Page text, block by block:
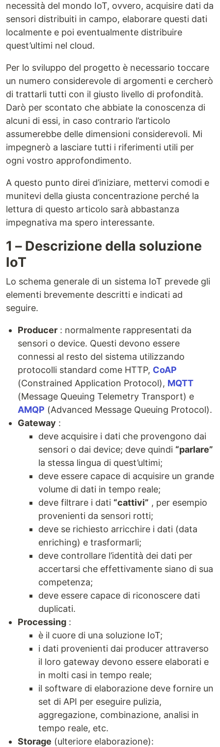
necessità del mondo IoT, ovvero, acquisire dati da
sensori distribuiti in campo, elaborare questi dati
localmente e poi eventualmente distribuire
quest’ultimi nel cloud.
Per lo sviluppo del progetto è necessario toccare
un numero considerevole di argomenti e cercherò
di trattarli tutti con il giusto livello di profondità.
Darò per scontato che abbiate la conoscenza di
alcuni di essi, in caso contrario l’articolo
assumerebbe delle dimensioni considerevoli. Mi
impegnerò a lasciare tutti i riferimenti utili per
ogni vostro approfondimento.
A questo punto direi d’iniziare, mettervi comodi e
munitevi della giusta concentrazione perché la
lettura di questo articolo sarà abbastanza
impegnativa ma spero interessante.
1 – Descrizione della soluzione
IoT
Lo schema generale di un sistema IoT prevede gli
elementi brevemente descritti e indicati ad
seguire.
Producer : normalmente rappresentati da
sensori o device. Questi devono essere
connessi al resto del sistema utilizzando
protocolli standard come HTTP, CoAP
(Constrained Application Protocol), MQTT
(Message Queuing Telemetry Transport) e
AMQP (Advanced Message Queuing Protocol).
Gateway :
deve acquisire i dati che provengono dai
sensori o dai device; deve quindi “parlare”
la stessa lingua di quest’ultimi;
deve essere capace di acquisire un grande
volume di dati in tempo reale;
deve filtrare i dati “cattivi” , per esempio
provenienti da sensori rotti;
deve se richiesto arricchire i dati (data
enriching) e trasformarli;
deve controllare l’identità dei dati per
accertarsi che effettivamente siano di sua
competenza;
deve essere capace di riconoscere dati
duplicati.
Processing :
è il cuore di una soluzione IoT;
i dati provenienti dai producer attraverso
il loro gateway devono essere elaborati e
in molti casi in tempo reale;
il software di elaborazione deve fornire un
set di API per eseguire pulizia,
aggregazione, combinazione, analisi in
tempo reale, etc.
Storage (ulteriore elaborazione):